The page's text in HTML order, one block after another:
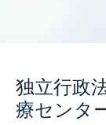
独立行政
療センタ